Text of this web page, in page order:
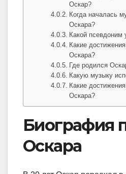
Оскар?
Когда началась
Оскара?
Какой псевдоним
Какие
Оскара?
Где родился
Какую музыку
Какие
Оскара?
Биография
Оскара